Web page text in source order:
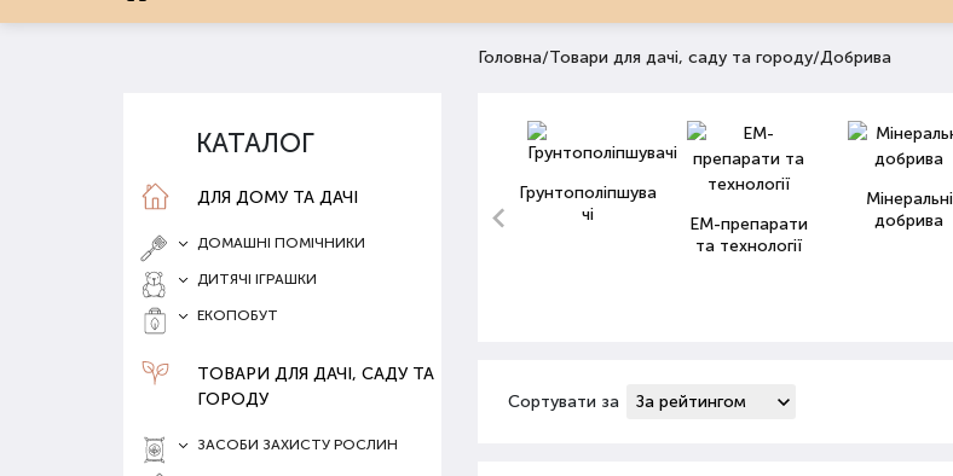
КАТАЛОГ
ДЛЯ ДОМУ ТА ДАЧІ
ДОМАШНІ ПОМІЧНИКИ
ДИТЯЧІ ІГРАШКИ
ЕКОПОБУТ
ТОВАРИ ДЛЯ ДАЧІ, САДУ ТА
ГОРОДУ
ЗАСОБИ ЗАХИСТУ РОСЛИН
Головна/Товари для дачі, саду та городу/Добрива
Грунтополіпшува
чі
ЕМ-препарати
та технології
Мінеральні
добрива
Сортувати за